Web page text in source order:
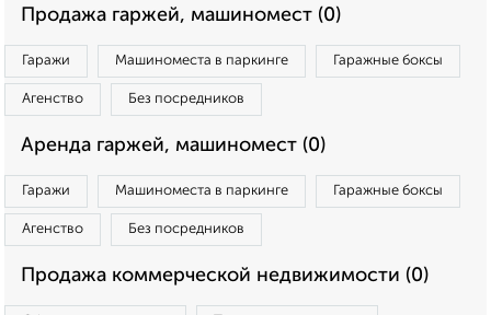
Продажа гаржей, машиномест (0)
Гаражи Машиноместа в паркинге Гаражные боксы
Агенство Без посредников
Аренда гаржей, машиномест (0)
Гаражи Машиноместа в паркинге Гаражные боксы
Агенство Без посредников
Продажа коммерческой недвижимости (0)